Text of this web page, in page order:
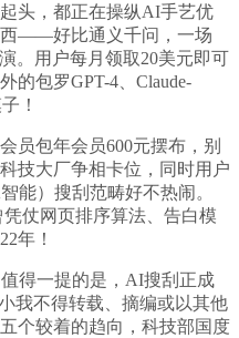
头，都正在操纵AI手艺优
西——好比通义千问，一场
。用户每月领取20美元即可
的包罗GPT-4、Claude-
！
包年会员600元摆布，别
技大厂争相卡位，同时用户
能）搜刮范畴好不热闹。
仗网页排序算法、告白模
年！
一提的是，AI搜刮正成
我不得转载、摘编或以其他
个较着的趋向，科技部国度